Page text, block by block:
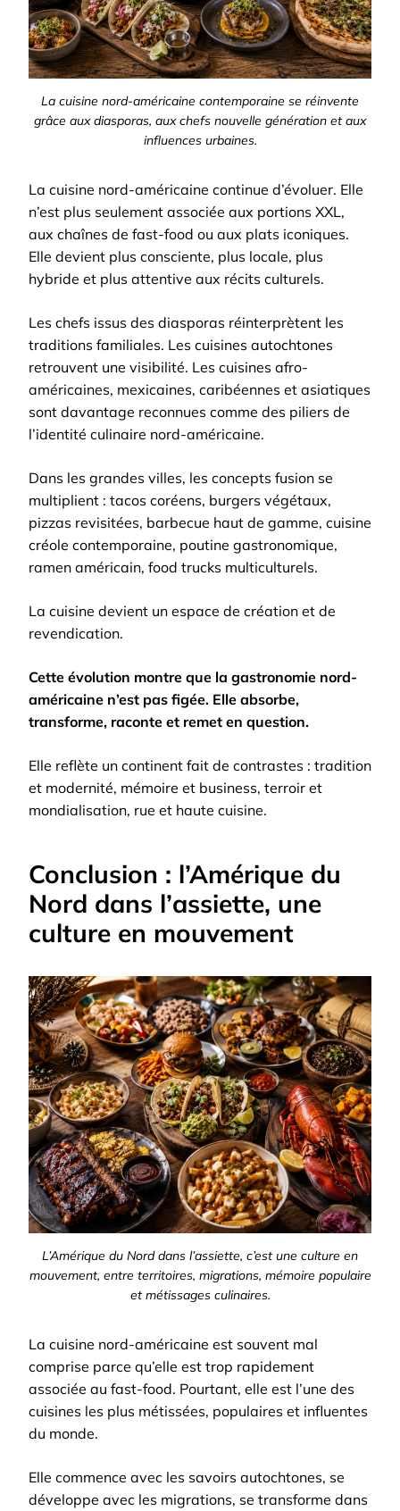
La cuisine nord-américaine contemporaine se réinvente
grâce aux diasporas, aux chefs nouvelle génération et aux
influences urbaines.
La cuisine nord-américaine continue d’évoluer. Elle
n’est plus seulement associée aux portions XXL,
aux chaînes de fast-food ou aux plats iconiques.
Elle devient plus consciente, plus locale, plus
hybride et plus attentive aux récits culturels.
Les chefs issus des diasporas réinterprètent les
traditions familiales. Les cuisines autochtones
retrouvent une visibilité. Les cuisines afro-
américaines, mexicaines, caribéennes et asiatiques
sont davantage reconnues comme des piliers de
l’identité culinaire nord-américaine.
Dans les grandes villes, les concepts fusion se
multiplient : tacos coréens, burgers végétaux,
pizzas revisitées, barbecue haut de gamme, cuisine
créole contemporaine, poutine gastronomique,
ramen américain, food trucks multiculturels.
La cuisine devient un espace de création et de
revendication.
Cette évolution montre que la gastronomie nord-
américaine n’est pas figée. Elle absorbe,
transforme, raconte et remet en question.
Elle reflète un continent fait de contrastes : tradition
et modernité, mémoire et business, terroir et
mondialisation, rue et haute cuisine.
Conclusion : l’Amérique du
Nord dans l’assiette, une
culture en mouvement
L’Amérique du Nord dans l’assiette, c’est une culture en
mouvement, entre territoires, migrations, mémoire populaire
et métissages culinaires.
La cuisine nord-américaine est souvent mal
comprise parce qu’elle est trop rapidement
associée au fast-food. Pourtant, elle est l’une des
cuisines les plus métissées, populaires et influentes
du monde.
Elle commence avec les savoirs autochtones, se
développe avec les migrations, se transforme dans